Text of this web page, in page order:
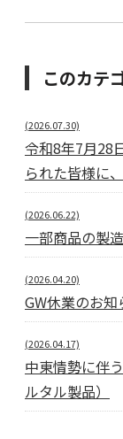
このカテ
(2026.07.30)
令和8年7月28
られた皆様に
(2026.06.22)
一部商品の製
(2026.04.20)
GW休業のお知
(2026.04.17)
中東情勢に伴
ルタル製品）